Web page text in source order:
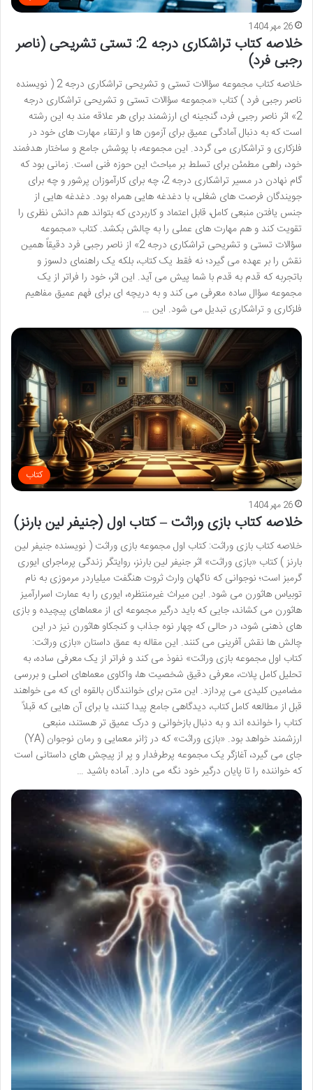
26 مهر 1404
خلاصه کتاب تراشکاری درجه 2: تستی تشریحی (ناصر
رجبی فرد)
خلاصه کتاب مجموعه سؤالات تستی و تشریحی تراشکاری درجه 2 ( نویسنده
ناصر رجبی فرد ) کتاب «مجموعه سؤالات تستی و تشریحی تراشکاری درجه
2» اثر ناصر رجبی فرد، گنجینه ای ارزشمند برای هر علاقه مند به این رشته
است که به دنبال آمادگی عمیق برای آزمون ها و ارتقاء مهارت های خود در
فلزکاری و تراشکاری می گردد. این مجموعه، با پوشش جامع و ساختار هدفمند
خود، راهی مطمئن برای تسلط بر مباحث این حوزه فنی است. زمانی بود که
گام نهادن در مسیر تراشکاری درجه 2، چه برای کارآموزان پرشور و چه برای
جویندگان فرصت های شغلی، با دغدغه هایی همراه بود. دغدغه هایی از
جنس یافتن منبعی کامل، قابل اعتماد و کاربردی که بتواند هم دانش نظری را
تقویت کند و هم مهارت های عملی را به چالش بکشد. کتاب «مجموعه
سؤالات تستی و تشریحی تراشکاری درجه 2» از ناصر رجبی فرد دقیقاً همین
نقش را بر عهده می گیرد؛ نه فقط یک کتاب، بلکه یک راهنمای دلسوز و
باتجربه که قدم به قدم با شما پیش می آید. این اثر، خود را فراتر از یک
مجموعه سؤال ساده معرفی می کند و به دریچه ای برای فهم عمیق مفاهیم
فلزکاری و تراشکاری تبدیل می شود. این …
کتاب
26 مهر 1404
خلاصه کتاب بازی وراثت – کتاب اول (جنیفر لین بارنز)
خلاصه کتاب بازی وراثت: کتاب اول مجموعه بازی وراثت ( نویسنده جنیفر لین
بارنز ) کتاب «بازی وراثت» اثر جنیفر لین بارنز، روایتگر زندگی پرماجرای ایوری
گرمبز است؛ نوجوانی که ناگهان وارث ثروت هنگفت میلیاردر مرموزی به نام
توبیاس هاثورن می شود. این میراث غیرمنتظره، ایوری را به عمارت اسرارآمیز
هاثورن می کشاند، جایی که باید درگیر مجموعه ای از معماهای پیچیده و بازی
های ذهنی شود، در حالی که چهار نوه جذاب و کنجکاو هاثورن نیز در این
چالش ها نقش آفرینی می کنند. این مقاله به عمق داستان «بازی وراثت:
کتاب اول مجموعه بازی وراثت» نفوذ می کند و فراتر از یک معرفی ساده، به
تحلیل کامل پلات، معرفی دقیق شخصیت ها، واکاوی معماهای اصلی و بررسی
مضامین کلیدی می پردازد. این متن برای خوانندگان بالقوه ای که می خواهند
قبل از مطالعه کامل کتاب، دیدگاهی جامع پیدا کنند، یا برای آن هایی که قبلاً
کتاب را خوانده اند و به دنبال بازخوانی و درک عمیق تر هستند، منبعی
ارزشمند خواهد بود. «بازی وراثت» که در ژانر معمایی و رمان نوجوان (YA)
جای می گیرد، آغازگر یک مجموعه پرطرفدار و پر از پیچش های داستانی است
که خواننده را تا پایان درگیر خود نگه می دارد. آماده باشید …